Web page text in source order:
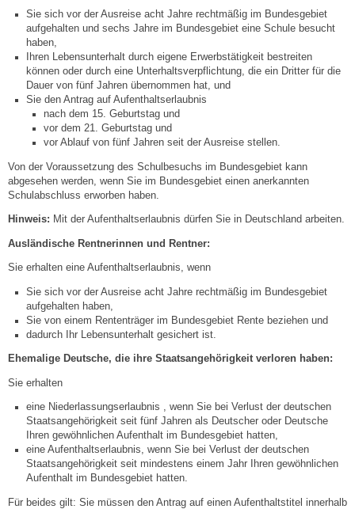
Zahlen & Fakten
Steuern
Gebühren und Beiträge
Ortsrecht
Haushalt 2026
Redaktionsstatut für das Amtsblatt
Service
Notdienste
Abfall-Infos
Ortsplan
Sie sich vor der Ausreise acht Jahre rechtmäßig im Bundesgebiet
aufgehalten und sechs Jahre im Bundesgebiet eine Schule besucht
haben,
Ihren Lebensunterhalt durch eigene Erwerbstätigkeit bestreiten
können oder durch eine Unterhaltsverpflichtung, die ein Dritter für die
Dauer von fünf Jahren übernommen hat, und
Sie den Antrag auf Aufenthaltserlaubnis
nach dem 15. Geburtstag und
vor dem 21. Geburtstag und
vor Ablauf von fünf Jahren seit der Ausreise stellen.
Von der Voraussetzung des Schulbesuchs im Bundesgebiet kann
abgesehen werden, wenn Sie im Bundesgebiet einen anerkannten
Schulabschluss erworben haben.
Hinweis: Mit der Aufenthaltserlaubnis dürfen Sie in Deutschland arbeiten.
Ausländische Rentnerinnen und Rentner:
Sie erhalten eine Aufenthaltserlaubnis, wenn
Sie sich vor der Ausreise acht Jahre rechtmäßig im Bundesgebiet
aufgehalten haben,
Sie von einem Rententräger im Bundesgebiet Rente beziehen und
dadurch Ihr Lebensunterhalt gesichert ist.
Ehemalige Deutsche, die ihre Staatsangehörigkeit verloren haben:
Sie erhalten
eine Niederlassungserlaubnis , wenn Sie bei Verlust der deutschen
Staatsangehörigkeit seit fünf Jahren als Deutscher oder Deutsche
Ihren gewöhnlichen Aufenthalt im Bundesgebiet hatten,
eine Aufenthaltserlaubnis, wenn Sie bei Verlust der deutschen
Staatsangehörigkeit seit mindestens einem Jahr Ihren gewöhnlichen
Aufenthalt im Bundesgebiet hatten.
Für beides gilt: Sie müssen den Antrag auf einen Aufenthaltstitel innerhalb